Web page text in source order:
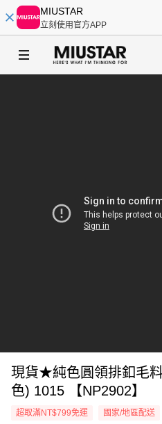
MIUSTAR
立刻使用官方APP
現貨★純色圓領排釦毛
色) 1015 【NP2902】
超取滿NT$799免運 國家/地區配送